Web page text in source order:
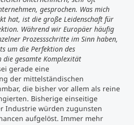
gesprochen. Was mich
hat, ist die große Leidenschaft für
Während wir Europäer häufig
Prozessschritte im Sinn haben,
um die Perfektion des
die gesamte Komplexität
gerade eine
der mittelständischen
die bisher vor allem als reine
Bisherige einseitige
Industrie würden zugunsten
aufgelöst. Immer mehr